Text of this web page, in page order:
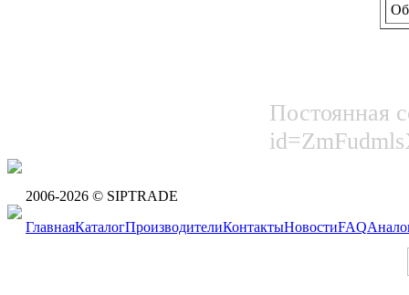
Постоянная
2006-2026 © SIPTRADE
ГлавнаяКаталогПроизводителиКонтактыНовостиFAQ